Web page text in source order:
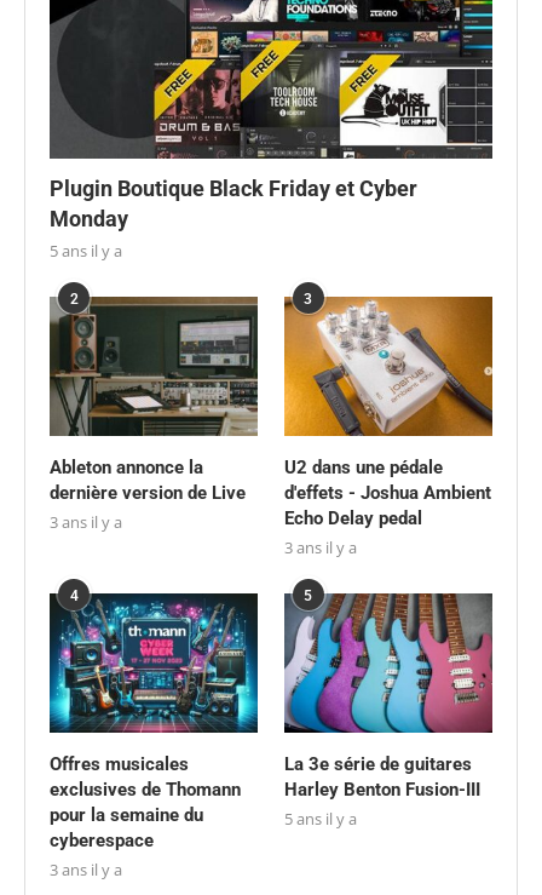
Plugin Boutique Black Friday et Cyber
Monday
5 ans il y a
2
Ableton annonce la
dernière version de Live
3 ans il y a
3
U2 dans une pédale
d'effets - Joshua Ambient
Echo Delay pedal
3 ans il y a
4
Offres musicales
exclusives de Thomann
pour la semaine du
cyberespace
3 ans il y a
5
La 3e série de guitares
Harley Benton Fusion-III
5 ans il y a